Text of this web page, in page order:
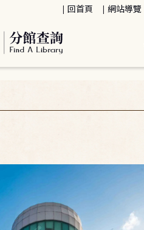
回首頁 網站導覽